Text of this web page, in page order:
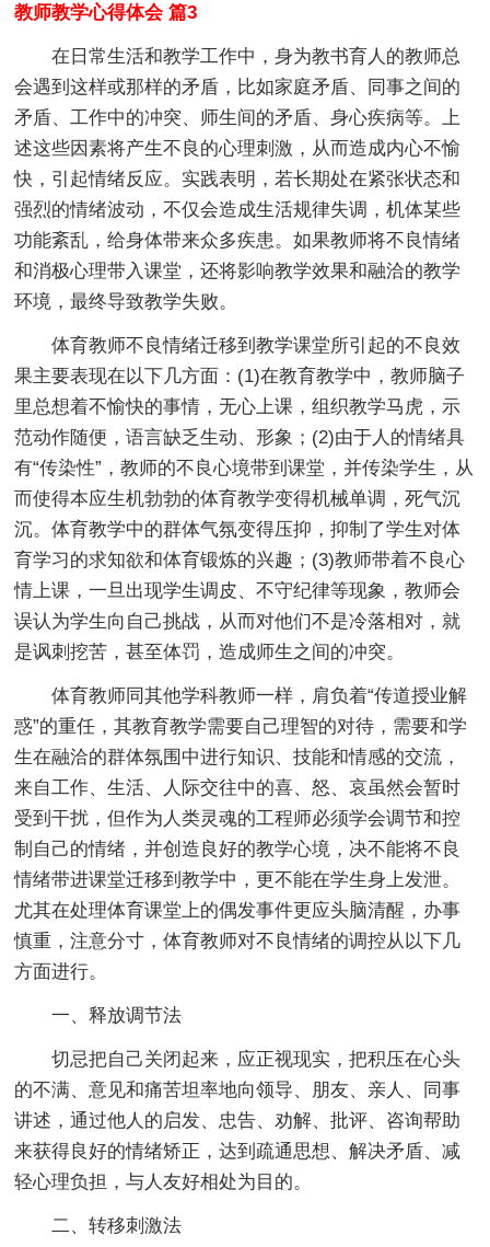
教师教学心得体会 篇3
在日常生活和教学工作中，身为教书育人的教师总
会遇到这样或那样的矛盾，比如家庭矛盾、同事之间的
矛盾、工作中的冲突、师生间的矛盾、身心疾病等。上
述这些因素将产生不良的心理刺激，从而造成内心不愉
快，引起情绪反应。实践表明，若长期处在紧张状态和
强烈的情绪波动，不仅会造成生活规律失调，机体某些
功能紊乱，给身体带来众多疾患。如果教师将不良情绪
和消极心理带入课堂，还将影响教学效果和融洽的教学
环境，最终导致教学失败。
体育教师不良情绪迁移到教学课堂所引起的不良效
果主要表现在以下几方面：(1)在教育教学中，教师脑子
里总想着不愉快的事情，无心上课，组织教学马虎，示
范动作随便，语言缺乏生动、形象；(2)由于人的情绪具
有“传染性”，教师的不良心境带到课堂，并传染学生，从
而使得本应生机勃勃的体育教学变得机械单调，死气沉
沉。体育教学中的群体气氛变得压抑，抑制了学生对体
育学习的求知欲和体育锻炼的兴趣；(3)教师带着不良心
情上课，一旦出现学生调皮、不守纪律等现象，教师会
误认为学生向自己挑战，从而对他们不是冷落相对，就
是讽刺挖苦，甚至体罚，造成师生之间的冲突。
体育教师同其他学科教师一样，肩负着“传道授业解
惑”的重任，其教育教学需要自己理智的对待，需要和学
生在融洽的群体氛围中进行知识、技能和情感的交流，
来自工作、生活、人际交往中的喜、怒、哀虽然会暂时
受到干扰，但作为人类灵魂的工程师必须学会调节和控
制自己的情绪，并创造良好的教学心境，决不能将不良
情绪带进课堂迁移到教学中，更不能在学生身上发泄。
尤其在处理体育课堂上的偶发事件更应头脑清醒，办事
慎重，注意分寸，体育教师对不良情绪的调控从以下几
方面进行。
一、释放调节法
切忌把自己关闭起来，应正视现实，把积压在心头
的不满、意见和痛苦坦率地向领导、朋友、亲人、同事
讲述，通过他人的启发、忠告、劝解、批评、咨询帮助
来获得良好的情绪矫正，达到疏通思想、解决矛盾、减
轻心理负担，与人友好相处为目的。
二、转移刺激法